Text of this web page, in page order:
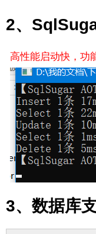
2、
高性能启动快，功
3、数据库